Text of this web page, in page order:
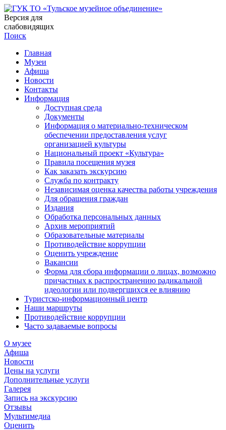
Версия для
слабовидящих
Поиск
Главная
Музеи
Афиша
Новости
Контакты
Информация
Доступная среда
Документы
Информация о материально-техническом
обеспечении предоставления услуг
организацией культуры
Национальный проект «Культура»
Правила посещения музея
Как заказать экскурсию
Служба по контракту
Независимая оценка качества работы учреждения
Для обращения граждан
Издания
Обработка персональных данных
Архив мероприятий
Образовательные материалы
Противодействие коррупции
Оценить учреждение
Вакансии
Форма для сбора информации о лицах, возможно
причастных к распространению радикальной
идеологии или подвергшихся ее влиянию
Туристско-информационный центр
Наши маршруты
Противодействие коррупции
Часто задаваемые вопросы
О музее
Афиша
Новости
Цены на услуги
Дополнительные услуги
Галерея
Запись на экскурсию
Отзывы
Мультимедиа
Оценить